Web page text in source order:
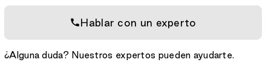
Hablar con un experto
¿Alguna duda? Nuestros expertos pueden ayudarte.